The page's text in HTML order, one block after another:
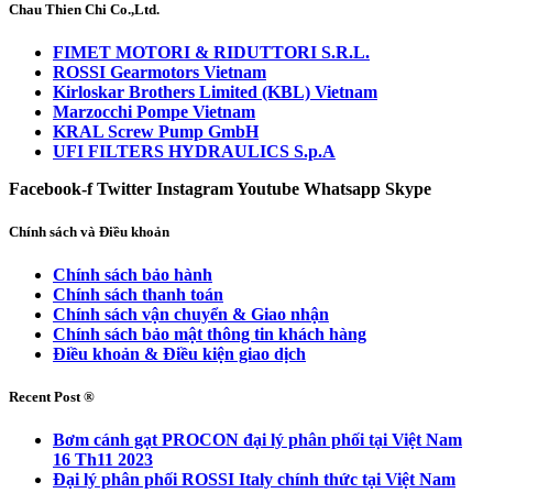
Chau Thien Chi Co.,Ltd.
FIMET MOTORI & RIDUTTORI S.R.L.
ROSSI Gearmotors Vietnam
Kirloskar Brothers Limited (KBL) Vietnam
Marzocchi Pompe Vietnam
KRAL Screw Pump GmbH
UFI FILTERS HYDRAULICS S.p.A
Facebook-f Twitter InstagramYoutube Whatsapp Skype
Chính sách và Điều khoản
Chính sách bảo hành
Chính sách thanh toán
Chính sách vận chuyển & Giao nhận
Chính sách bảo mật thông tin khách hàng
Điều khoản & Điều kiện giao dịch
Recent Post ®
Bơm cánh gạt PROCON đại lý phân phối tại Việt Nam
16 Th11 2023
Đại lý phân phối ROSSI Italy chính thức tại Việt Nam